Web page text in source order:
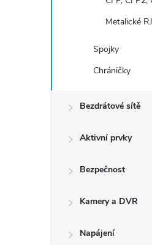
Metalické
Spojky
Chráničky
Bezdrátové sítě
Aktivní prvky
Bezpečnost
Kamery a DVR
Napájení